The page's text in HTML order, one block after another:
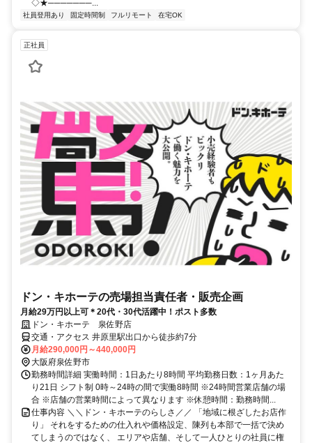
◇★───────...
社員登用あり 固定時間制 フルリモート 在宅OK
正社員
ドン・キホーテの売場担当責任者・販売企画
月給29万円以上可＊20代・30代活躍中！ポスト多数
ドン・キホーテ 泉佐野店
交通・アクセス 井原里駅出口から徒歩約7分
月給290,000円～440,000円
大阪府泉佐野市
勤務時間詳細 実働時間：1日あたり8時間 平均勤務日数：1ヶ月あた
り21日 シフト制 0時～24時の間で実働8時間 ※24時間営業店舗の場
合 ※店舗の営業時間によって異なります ※休憩時間：勤務時間...
仕事内容 ＼＼ドン・キホーテのらしさ／／ 「地域に根ざしたお店作
り」 それをするための仕入れや価格設定、陳列も本部で一括で決め
てしまうのではなく、 エリアや店舗、そして一人ひとりの社員に権